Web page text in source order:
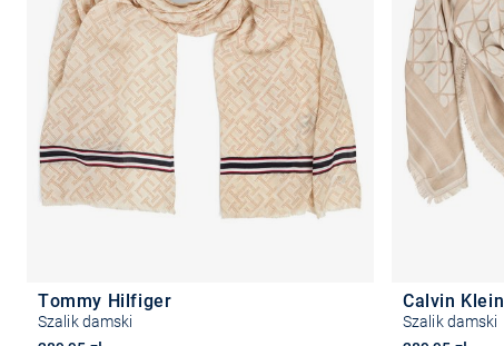
Tommy Hilfiger
Szalik damski
Calvin Klein
Szalik damski